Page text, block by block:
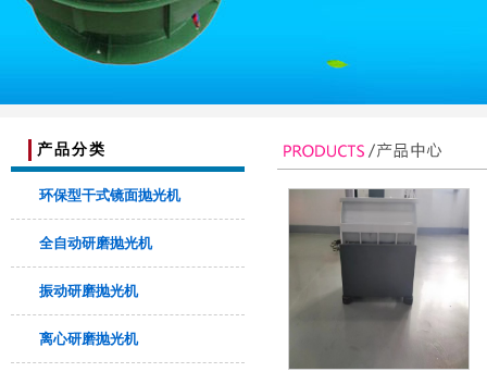
产品分类
环保型干式镜面抛光机
全自动研磨抛光机
振动研磨抛光机
离心研磨抛光机